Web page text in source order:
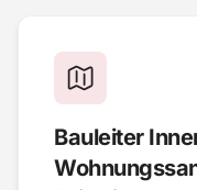
Bauleiter